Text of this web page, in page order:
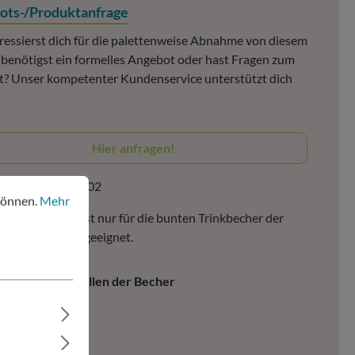
Produktanfrage
dich für die palettenweise Abnahme von diesem
ein formelles Angebot oder hast Fragen zum
Unser kompetenter Kundenservice unterstützt dich
Hier anfragen!
412002
Becherspender ist nur für die bunten Trinkbecher der
geeignet.
Nachfüllen der Becher
Mehr Informationen ...
Mehr